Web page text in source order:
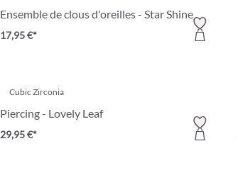
Ensemble de clous d'oreilles - Star Shine
17,95 €*
Cubic Zirconia
Piercing - Lovely Leaf
29,95 €*